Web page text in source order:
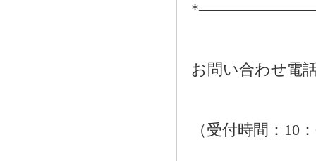
お問い合わせ電
（受付時間：10